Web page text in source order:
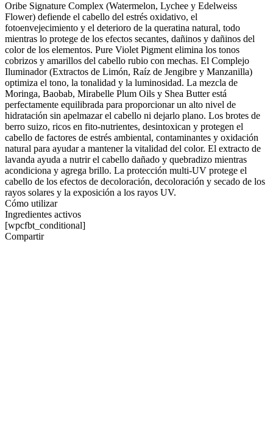
Oribe Signature Complex (Watermelon, Lychee y Edelweiss
Flower) defiende el cabello del estrés oxidativo, el
fotoenvejecimiento y el deterioro de la queratina natural, todo
mientras lo protege de los efectos secantes, dañinos y dañinos del
color de los elementos. Pure Violet Pigment elimina los tonos
cobrizos y amarillos del cabello rubio con mechas. El Complejo
Iluminador (Extractos de Limón, Raíz de Jengibre y Manzanilla)
optimiza el tono, la tonalidad y la luminosidad. La mezcla de
Moringa, Baobab, Mirabelle Plum Oils y Shea Butter está
perfectamente equilibrada para proporcionar un alto nivel de
hidratación sin apelmazar el cabello ni dejarlo plano. Los brotes de
berro suizo, ricos en fito-nutrientes, desintoxican y protegen el
cabello de factores de estrés ambiental, contaminantes y oxidación
natural para ayudar a mantener la vitalidad del color. El extracto de
lavanda ayuda a nutrir el cabello dañado y quebradizo mientras
acondiciona y agrega brillo. La protección multi-UV protege el
cabello de los efectos de decoloración, decoloración y secado de los
rayos solares y la exposición a los rayos UV.
Cómo utilizar
Ingredientes activos
[wpcfbt_conditional]
Compartir